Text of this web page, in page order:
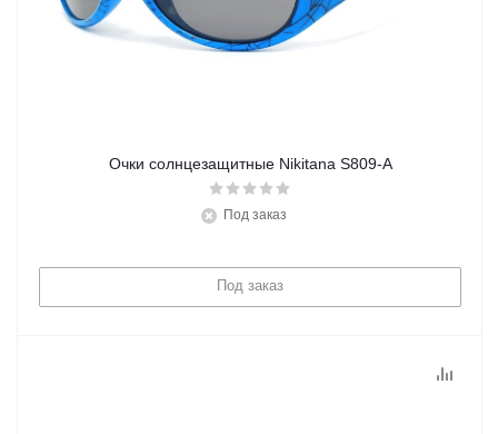
Очки солнцезащитные Nikitana S809-A
Под заказ
Под заказ